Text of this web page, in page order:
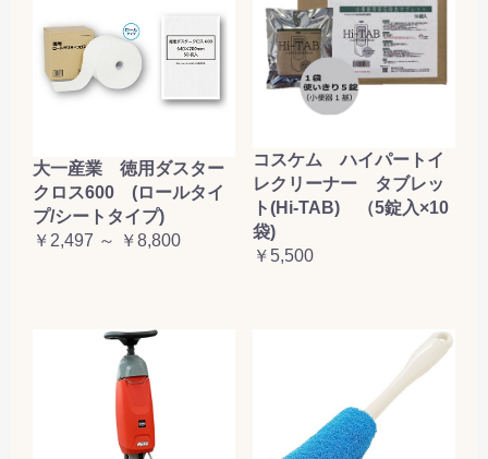
大一産業 徳用ダスター
クロス600 (ロールタイ
プ/シートタイプ)
￥2,497 ～ ￥8,800
コスケム ハイパートイ
レクリーナー タブレッ
ト(Hi-TAB) （5錠入×10
袋)
￥5,500